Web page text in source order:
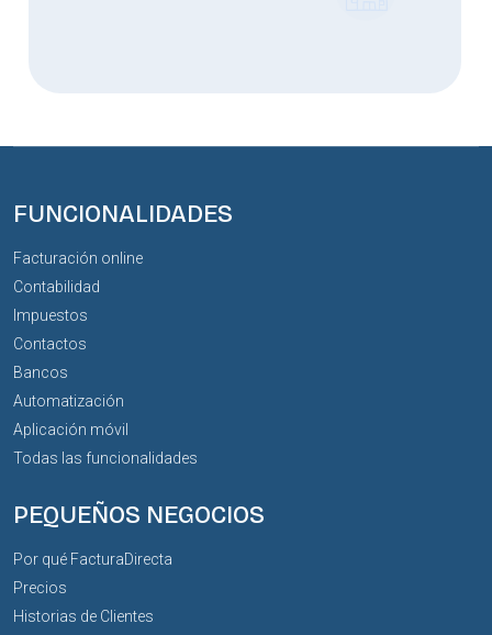
FUNCIONALIDADES
Facturación online
Contabilidad
Impuestos
Contactos
Bancos
Automatización
Aplicación móvil
Todas las funcionalidades
PEQUEÑOS NEGOCIOS
Por qué FacturaDirecta
Precios
Historias de Clientes